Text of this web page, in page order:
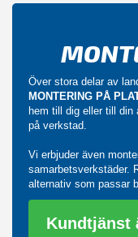
Över stora delar av
MONTERING PÅ
hem till dig eller till
på verkstad.
Vi erbjuder även
samarbetsverkstäder.
alternativ som passar
Kundtjänst